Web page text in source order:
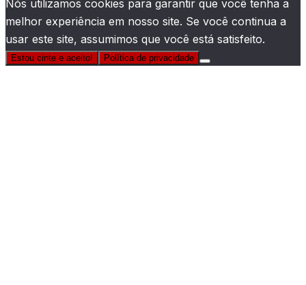
Nós utilizamos cookies para garantir que você tenha a
melhor experiência em nosso site. Se você continua a
usar este site, assumimos que você está satisfeito.
Estou cinte e aceito! Política de privacidade